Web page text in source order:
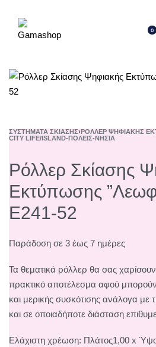
0
ΣΥΣΤΉΜΑΤΑ ΣΚΊΑΣΗΣ›ΡΌΛΛΕΡ ΨΗΦΙΑΚΉΣ
CITY LIFE/ISLAND-ΠΌΛΕΙΣ-ΝΗΣΙΆ
Ρόλλερ Σκίασης
Εκτύπωσης
Ε241-52
Παράδοση σε 3 έως 7 ημέρες
Τα θεματικά ρόλλερ θα σας
πρακτικό αποτέλεσμα αφού μπορούν
και μερικής συσκότισης ανάλογα με
και σε οποιαδήποτε διάσταση
Ελάχιστη χρέωση: Πλάτος1,00 x